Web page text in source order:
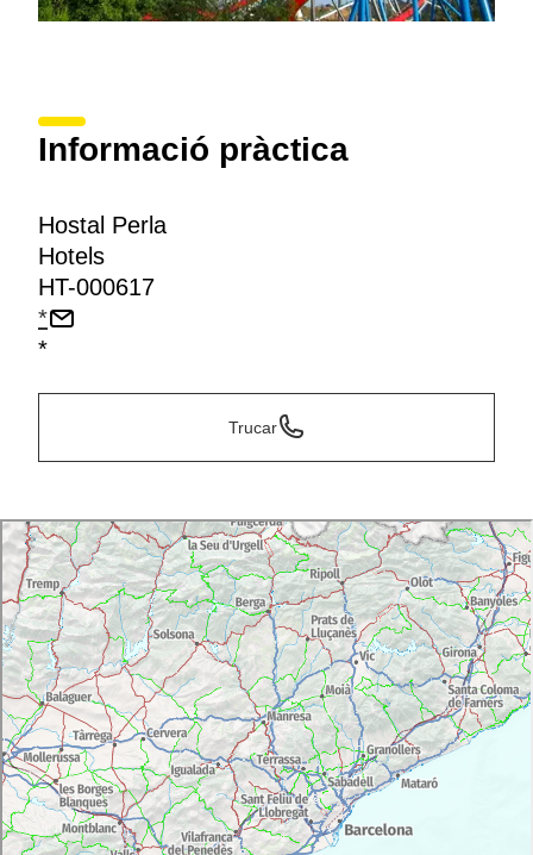
Informació pràctica
Hostal Perla
Hotels
HT-000617
*
*
Trucar